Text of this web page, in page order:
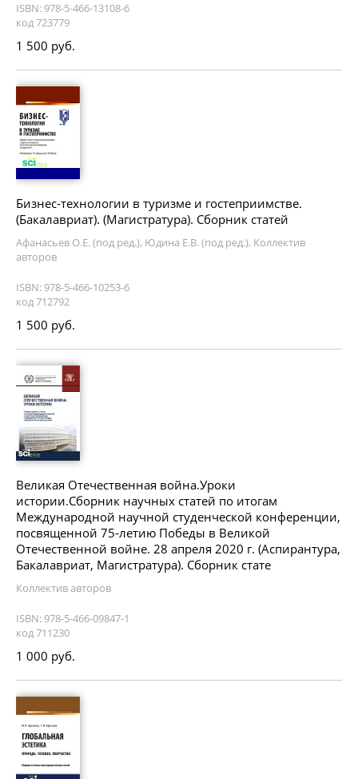
ISBN: 978-5-466-13108-6
код 723779
1 500 руб.
Бизнес-технологии в туризме и гостеприимстве.
(Бакалавриат). (Магистратура). Сборник статей
Афанасьев О.Е. (под ред.), Юдина Е.В. (под ред.), Коллектив
авторов
ISBN: 978-5-466-10253-6
код 712792
1 500 руб.
Великая Отечественная война.Уроки
истории.Сборник научных статей по итогам
Международной научной студенческой конференции,
посвященной 75-летию Победы в Великой
Отечественной войне. 28 апреля 2020 г. (Аспирантура,
Бакалавриат, Магистратура). Сборник стате
Коллектив авторов
ISBN: 978-5-466-09847-1
код 711230
1 000 руб.